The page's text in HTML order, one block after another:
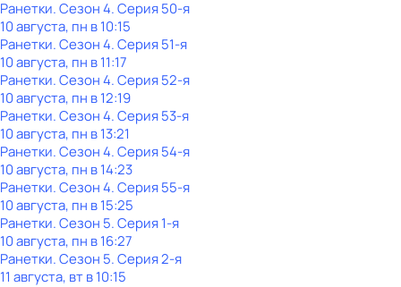
Ранетки. Сезон 4. Серия 50-я
10 августа, пн в 10:15
Ранетки. Сезон 4. Серия 51-я
10 августа, пн в 11:17
Ранетки. Сезон 4. Серия 52-я
10 августа, пн в 12:19
Ранетки. Сезон 4. Серия 53-я
10 августа, пн в 13:21
Ранетки. Сезон 4. Серия 54-я
10 августа, пн в 14:23
Ранетки. Сезон 4. Серия 55-я
10 августа, пн в 15:25
Ранетки. Сезон 5. Серия 1-я
10 августа, пн в 16:27
Ранетки. Сезон 5. Серия 2-я
11 августа, вт в 10:15